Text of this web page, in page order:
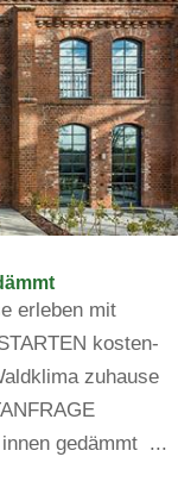
erleben mit
kos­ten­
zuhause
gedämmt ...